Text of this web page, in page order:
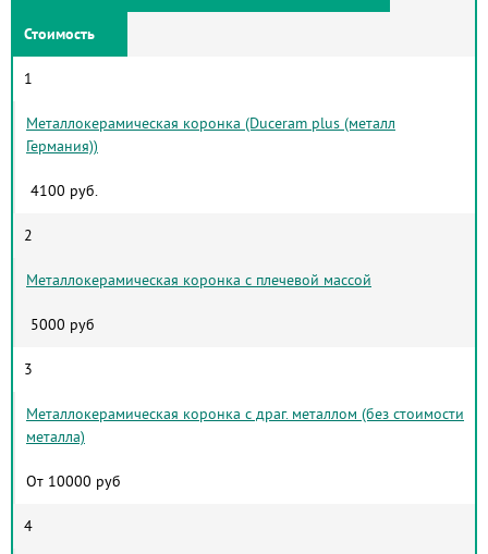
Стоимость
1
Металлокерамическая коронка (Duceram plus (металл
Германия))
4100 руб.
2
Металлокерамическая коронка с плечевой массой
5000 руб
3
Металлокерамическая коронка с драг. металлом (без стоимости
металла)
От 10000 руб
4